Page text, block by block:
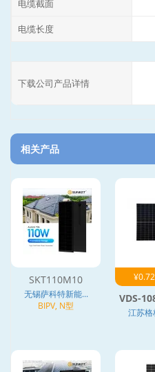
电缆截面
电缆长度
下载公司产品详情
相关产品
SKT110M10
无锡萨科特新能...
BIPV, N型
VDS-
江苏格